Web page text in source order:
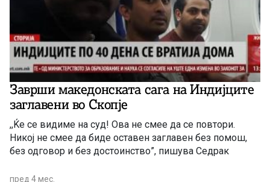
Заврши македонската сага на Индијците
заглавени во Скопје
,,Ќе се видиме на суд! Ова не смее да се повтори.
Никој не смее да биде оставен заглавен без помош,
без одговор и без достоинство”, пишува Седрак
пред 4 мес.